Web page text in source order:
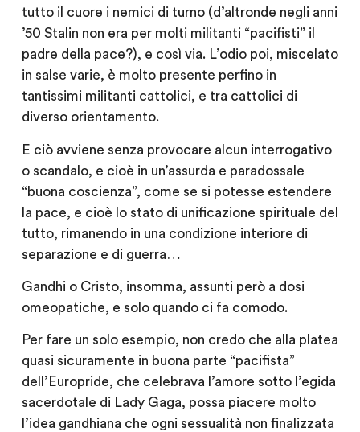
tutto il cuore i nemici di turno (d’altronde negli anni
’50 Stalin non era per molti militanti “pacifisti” il
padre della pace?), e così via. L’odio poi, miscelato
in salse varie, è molto presente perfino in
tantissimi militanti cattolici, e tra cattolici di
diverso orientamento.
E ciò avviene senza provocare alcun interrogativo
o scandalo, e cioè in un’assurda e paradossale
“buona coscienza”, come se si potesse estendere
la pace, e cioè lo stato di unificazione spirituale del
tutto, rimanendo in una condizione interiore di
separazione e di guerra…
Gandhi o Cristo, insomma, assunti però a dosi
omeopatiche, e solo quando ci fa comodo.
Per fare un solo esempio, non credo che alla platea
quasi sicuramente in buona parte “pacifista”
dell’Europride, che celebrava l’amore sotto l’egida
sacerdotale di Lady Gaga, possa piacere molto
l’idea gandhiana che ogni sessualità non finalizzata